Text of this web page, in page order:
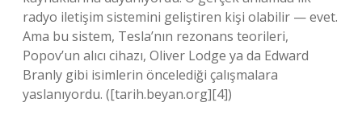
radyo iletişim sistemini geliştiren kişi olabilir — evet.
Ama bu sistem, Tesla’nın rezonans teorileri,
Popov’un alıcı cihazı, Oliver Lodge ya da Edward
Branly gibi isimlerin öncelediği çalışmalara
yaslanıyordu. ([tarih.beyan.org][4])